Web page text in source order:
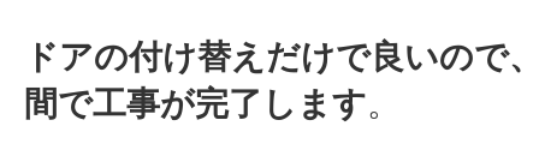
ドアの付け替えだけで良いので
間で工事が完了します。